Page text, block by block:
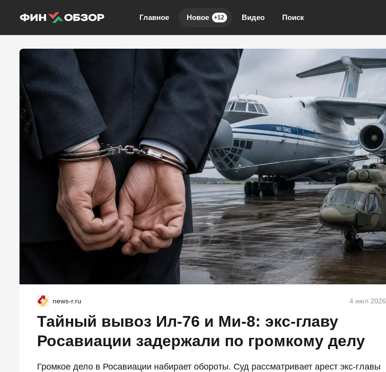
Главное Новое +12 Видео Поиск
news-r.ru 4 июл 2026
Тайный вывоз Ил-76 и Ми-8: экс-главу
Росавиации задержали по громкому делу
Громкое дело в Росавиации набирает обороты. Суд рассматривает арест экс-главы